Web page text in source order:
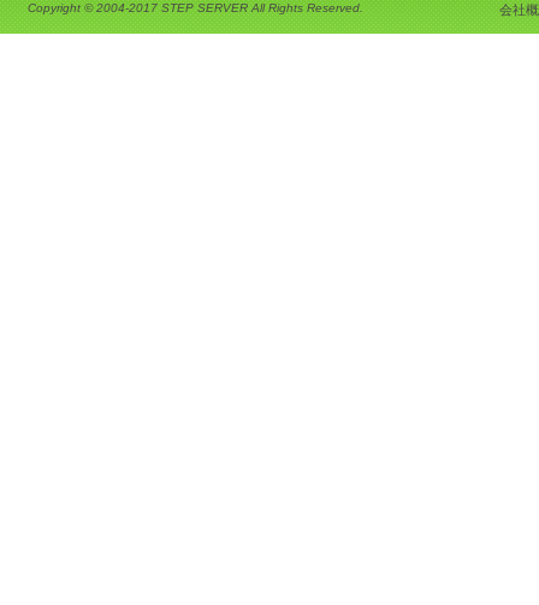
Copyright © 2004-2017 STEP SERVER All Rights Reserved. 会社